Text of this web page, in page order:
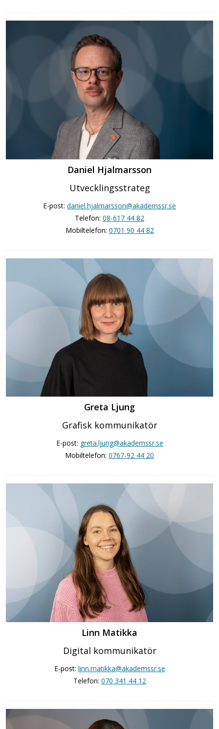
Daniel Hjalmarsson
Utvecklingsstrateg
E-post: daniel.hjalmarsson@akademssr.se
Telefon: 08-617 44 82
Mobiltelefon: 0701 90 44 82
Greta Ljung
Grafisk kommunikatör
E-post: greta.ljung@akademssr.se
Mobiltelefon: 0767-92 44 20
Linn Matikka
Digital kommunikatör
E-post: linn.matikka@akademssr.se
Telefon: 070 341 44 12